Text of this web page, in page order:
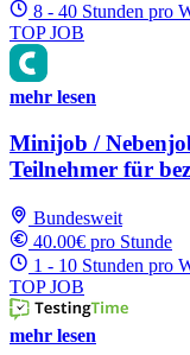
8 - 40 Stunden pro
TOP JOB
mehr lesen
Minijob /
Teilnehmer für
Bundesweit
40.00€ pro Stunde
1 - 10 Stunden pro
TOP JOB
mehr lesen